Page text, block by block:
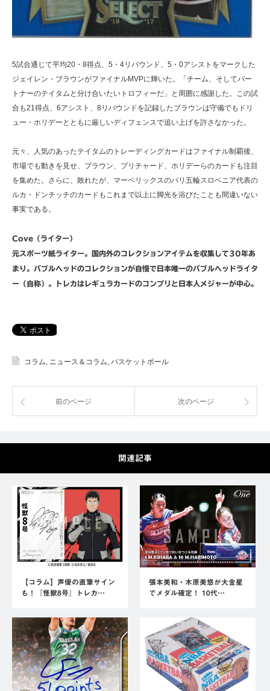
5試合通じて平均20・8得点、5・4リバウンド、5・0アシストをマークした
ジェイレン・ブラウンがファイナルMVPに輝いた。「チーム、そしてパー
トナーのテイタムと分け合いたいトロフィーだ」と周囲に感謝した。この試
合も21得点、6アシスト、8リバウンドを記録したブラウンは守備でもドリ
ュー・ホリデーとともに厳しいディフェンスで追い上げを許さなかった。
元々、人気のあったテイタムのトレーディングカードはファイナル制覇後、
市場でも動きを見せ、ブラウン、プリチャード、ホリデーらのカードも注目
を集めた。さらに、敗れたが、マーベリックスのパリ五輪スロベニア代表の
ルカ・ドンチッチのカードもこれまで以上に脚光を浴びたことも間違いない
事実である。
Cove（ライター）
元スポーツ紙ライター。国内外のコレクションアイテムを収集して30年あ
まり。バブルヘッドのコレクションが自慢で日本唯一のバブルヘッドライタ
ー（自称）。トレカはレギュラカードのコンプリと日本人メジャーが中心。
コラム ニュース＆コラム バスケットボール
前のページ 次のページ
関連記事
【コラム】声優の直筆サイン
も！『怪獣8号』トレカ…
張本美和・木原美悠が大金星
でメダル確定！ 10代…